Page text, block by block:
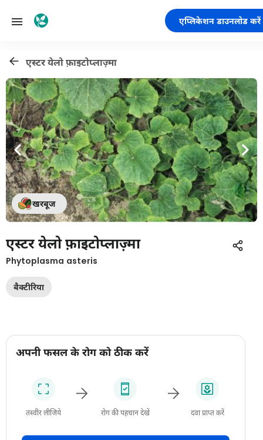
एप्लिकेशन डाउनलोड करें
एस्टर येलो फ़ाइटोप्लाज़्मा
खरबूज
एस्टर येलो फ़ाइटोप्लाज़्मा
Phytoplasma asteris
बैक्टीरिया
अपनी फसल के रोग को ठीक करें
तस्वीर लीजिये रोग की पहचान देखें दवा प्राप्त करें